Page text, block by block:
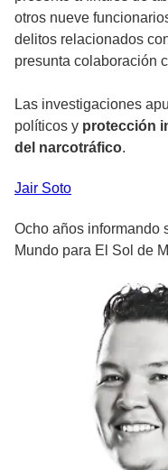
otros nueve
delitos relacionados
presunta colaboración
Las investigaciones
políticos y protección
del narcotráfico.
Jair Soto
Ocho años informando
Mundo para El Sol de